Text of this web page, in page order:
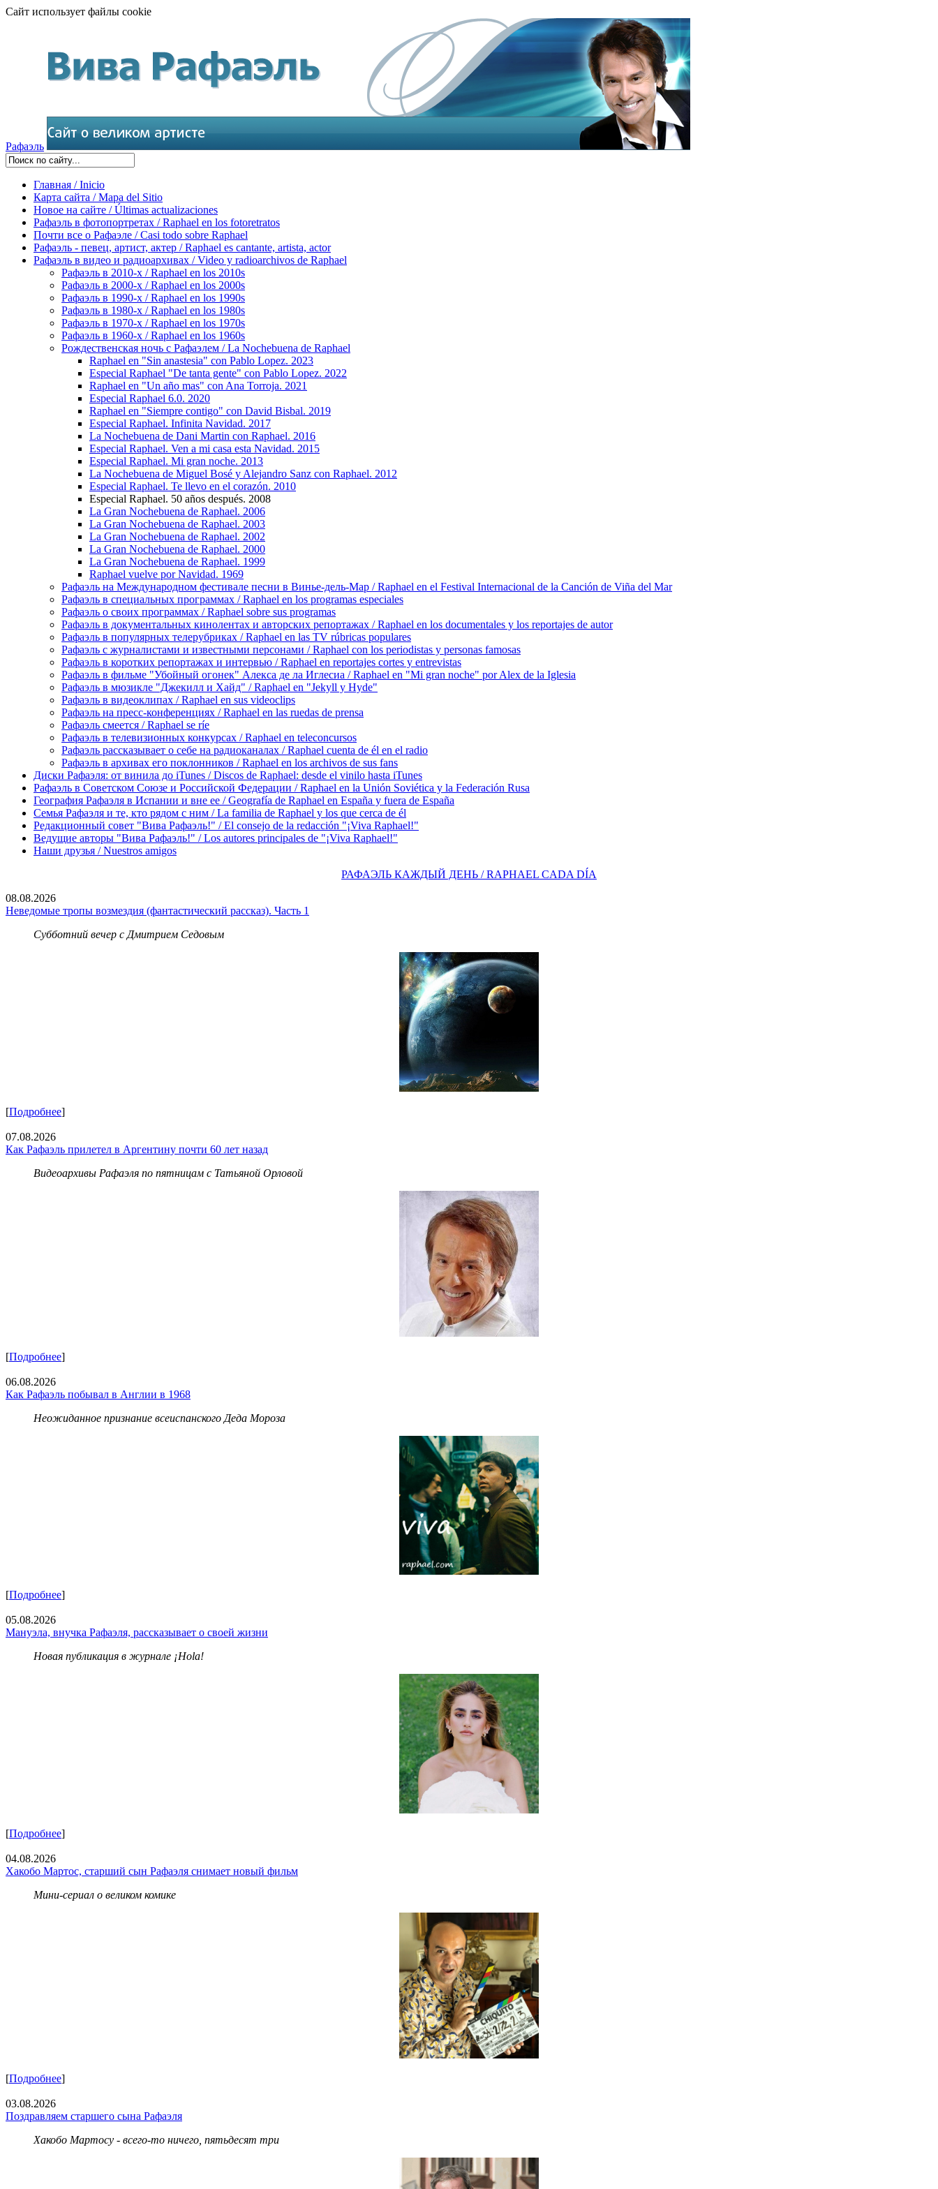
Сайт использует файлы cookie
Рафаэль
Главная / Inicio
Карта сайта / Mapa del Sitio
Новое на сайте / Últimas actualizaciones
Рафаэль в фотопортретах / Raphael en los fotoretratos
Почти все о Рафаэле / Casi todo sobre Raphael
Рафаэль - певец, артист, актер / Raphael es cantante, artista, actor
Рафаэль в видео и радиоархивах / Video y radioarchivos de Raphael
Рафаэль в 2010-х / Raphael en los 2010s
Рафаэль в 2000-х / Raphael en los 2000s
Рафаэль в 1990-х / Raphael en los 1990s
Рафаэль в 1980-х / Raphael en los 1980s
Рафаэль в 1970-х / Raphael en los 1970s
Рафаэль в 1960-х / Raphael en los 1960s
Рождественская ночь с Рафаэлем / La Nochebuena de Raphael
Raphael en "Sin anastesia" con Pablo Lopez. 2023
Especial Raphael "De tanta gente" con Pablo Lopez. 2022
Raphael en "Un año mas" con Ana Torroja. 2021
Especial Raphael 6.0. 2020
Raphael en "Siempre contigo" con David Bisbal. 2019
Especial Raphael. Infinita Navidad. 2017
La Nochebuena de Dani Martin con Raphael. 2016
Especial Raphael. Ven a mi casa esta Navidad. 2015
Especial Raphael. Mi gran noche. 2013
La Nochebuena de Miguel Bosé y Alejandro Sanz con Raphael. 2012
Especial Raphael. Te llevo en el corazón. 2010
Especial Raphael. 50 años después. 2008
La Gran Nochebuena de Raphael. 2006
La Gran Nochebuena de Raphael. 2003
La Gran Nochebuena de Raphael. 2002
La Gran Nochebuena de Raphael. 2000
La Gran Nochebuena de Raphael. 1999
Raphael vuelve por Navidad. 1969
Рафаэль на Международном фестивале песни в Винье-дель-Мар / Raphael en el Festival Internacional de la Canción de Viña del Mar
Рафаэль в специальных программах / Raphael en los programas especiales
Рафаэль о своих программах / Raphael sobre sus programas
Рафаэль в документальных кинолентах и авторских репортажах / Raphael en los documentales y los reportajes de autor
Рафаэль в популярных телерубриках / Raphael en las TV rúbricas populares
Рафаэль с журналистами и известными персонами / Raphael con los periodistas y personas famosas
Рафаэль в коротких репортажах и интервью / Raphael en reportajes cortes y entrevistas
Рафаэль в фильме "Убойный огонек" Алекса де ла Иглесиа / Raphael en "Mi gran noche" por Alex de la Iglesia
Рафаэль в мюзикле "Джекилл и Хайд" / Raphael en "Jekyll y Hyde"
Рафаэль в видеоклипах / Raphael en sus videoclips
Рафаэль на пресс-конференциях / Raphael en las ruedas de prensa
Рафаэль смеется / Raphael se ríe
Рафаэль в телевизионных конкурсах / Raphael en teleconcursos
Рафаэль рассказывает о себе на радиоканалах / Raphael cuenta de él en el radio
Рафаэль в архивах его поклонников / Raphael en los archivos de sus fans
Диски Рафаэля: от винила до iTunes / Discos de Raphael: desde el vinilo hasta iTunes
Рафаэль в Советском Союзе и Российской Федерации / Raphael en la Unión Soviética y la Federación Rusa
География Рафаэля в Испании и вне ее / Geografía de Raphael en España y fuera de España
Семья Рафаэля и те, кто рядом с ним / La familia de Raphael y los que cerca de él
Редакционный совет "Вива Рафаэль!" / El consejo de la redacción "¡Viva Raphael!"
Ведущие авторы "Вива Рафаэль!" / Los autores principales de "¡Viva Raphael!"
Наши друзья / Nuestros amigos
РАФАЭЛЬ КАЖДЫЙ ДЕНЬ / RAPHAEL CADA DÍA
08.08.2026
Неведомые тропы возмездия (фантастический рассказ). Часть 1
Субботний вечер с Дмитрием Седовым
[Подробнее]
07.08.2026
Как Рафаэль прилетел в Аргентину почти 60 лет назад
Видеоархивы Рафаэля по пятницам с Татьяной Орловой
[Подробнее]
06.08.2026
Как Рафаэль побывал в Англии в 1968
Неожиданное признание всеиспанского Деда Мороза
[Подробнее]
05.08.2026
Мануэла, внучка Рафаэля, рассказывает о своей жизни
Новая публикация в журнале ¡Hola!
[Подробнее]
04.08.2026
Хакобо Мартос, старший сын Рафаэля снимает новый фильм
Мини-сериал о великом комике
[Подробнее]
03.08.2026
Поздравляем старшего сына Рафаэля
Хакобо Мартосу - всего-то ничего, пятьдесят три